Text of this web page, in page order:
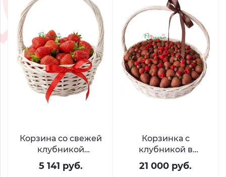
Корзина со свежей
клубникой
«Лукошко с
секретом»
5 141 руб.
Корзинка с
клубникой в
шоколаде и
свежими ягодами
21 000 руб.